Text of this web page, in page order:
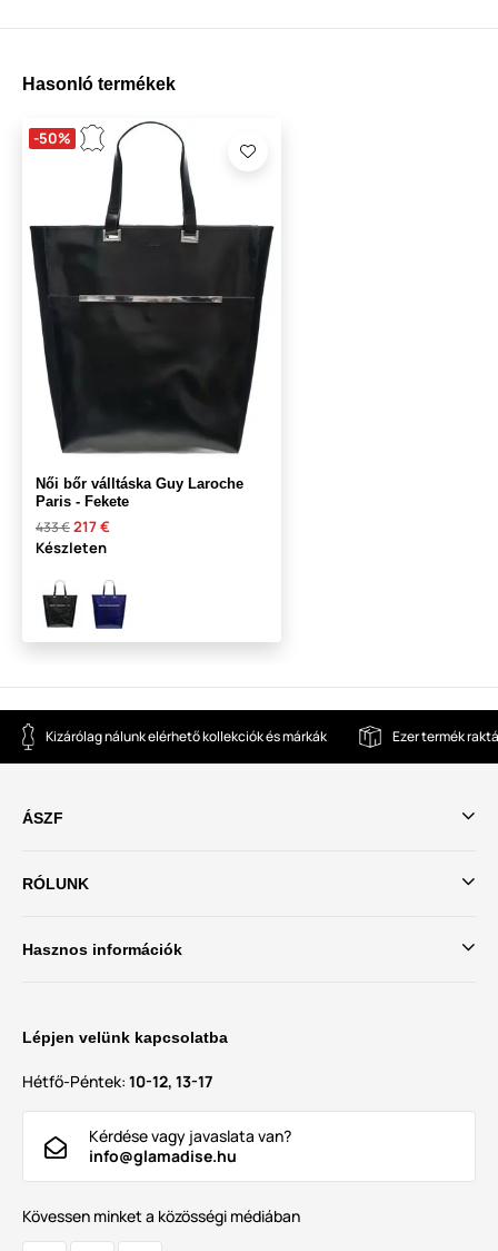
Hasonló termékek
-50%
Női bőr válltáska Guy Laroche
Paris - Fekete
433 €217 €
Készleten
Kizárólag nálunk elérhető kollekciók és márkák Ezer termék
ÁSZF
RÓLUNK
Hasznos információk
Lépjen velünk kapcsolatba
Hétfő-Péntek: 10-12, 13-17
Kérdése vagy javaslata van?
info@glamadise.hu
Kövessen minket a közösségi médiában